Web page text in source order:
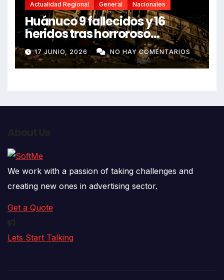
Actualidad Regional General Nacionales
Huánuco 9 fallecidos y 16
heridos tras horroroso
despiste de bus Real Chancas
que impactó contra vivienda
17 JUNIO, 2026 NO HAY COMENTARIOS
We work with a passion of taking challenges and
creating new ones in advertising sector.
Get a Quote
Lets Start Talking